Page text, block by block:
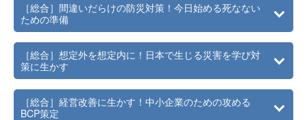
［総合］間違いだらけの防災対策！今日始める死なない
ための準備
［総合］想定外を想定内に！日本で生じる災害を学び対
策に生かす
［総合］経営改善に生かす！中小企業のための攻める
BCP策定